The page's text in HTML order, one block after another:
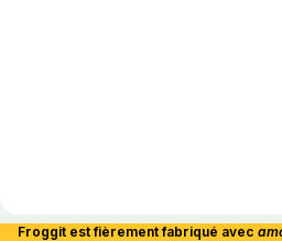
Froggit est fièrement fabriqué avec